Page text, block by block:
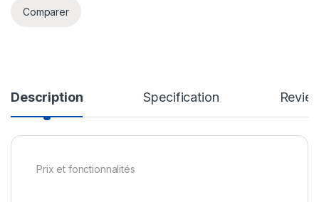
Comparer
Description Specification
Prix et fonctionnalités